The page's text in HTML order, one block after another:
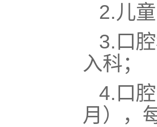
2.儿
3. 口
入科；
4. 口
月），